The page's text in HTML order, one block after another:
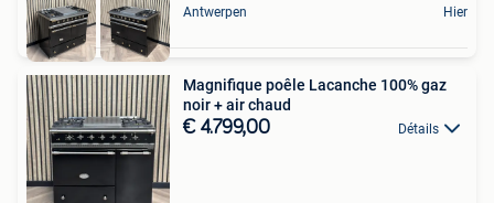
Antwerpen Hier
Magnifique poêle Lacanche 100% gaz
noir + air chaud
€ 4.799,00 Détails